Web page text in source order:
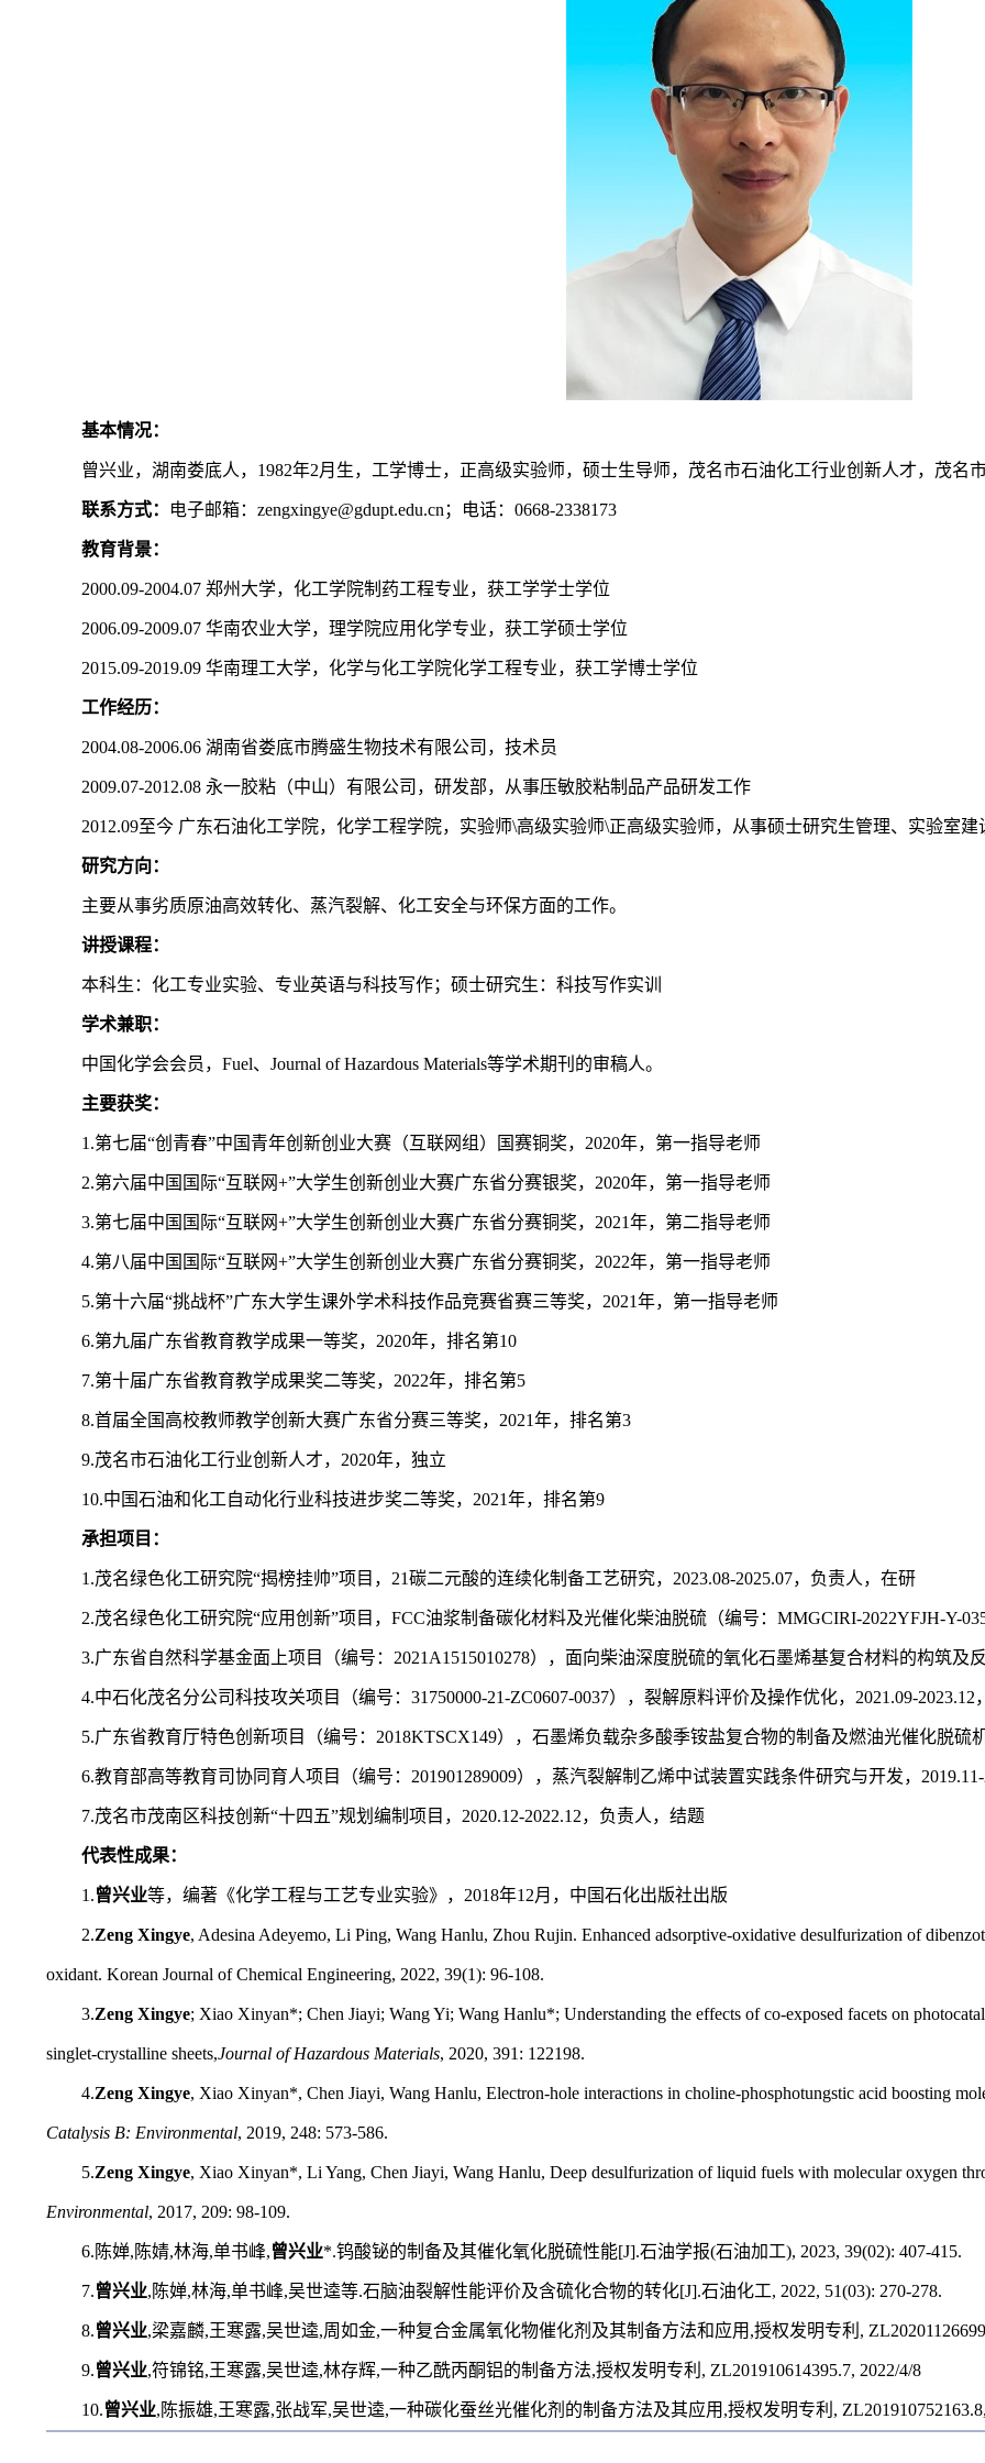
基本情况：
曾兴业，湖南娄底人，1982年2月生，工学博士，正高级实验师，硕士生导师，茂名市石油化工行业创新人才，茂名
联系方式： 电子邮箱：zengxingye@gdupt.edu.cn；电话：0668-2338173
教育背景：
2000.09-2004.07 郑州大学，化工学院制药工程专业，获工学学士学位
2006.09-2009.07 华南农业大学，理学院应用化学专业，获工学硕士学位
2015.09-2019.09 华南理工大学，化学与化工学院化学工程专业，获工学博士学位
工作经历：
2004.08-2006.06 湖南省娄底市腾盛生物技术有限公司，技术员
2009.07-2012.08 永一胶粘（中山）有限公司，研发部，从事压敏胶粘制品产品研发工作
2012.09至今 广东石油化工学院，化学工程学院，实验师\高级实验师\正高级实验师，从事硕士研究生管理、实验室
研究方向：
主要从事劣质原油高效转化、蒸汽裂解、化工安全与环保方面的工作。
讲授课程：
本科生：化工专业实验、专业英语与科技写作；硕士研究生：科技写作实训
学术兼职：
中国化学会会员，Fuel、Journal of Hazardous Materials等学术期刊的审稿人。
主要获奖：
1.第七届“创青春”中国青年创新创业大赛（互联网组）国赛铜奖，2020年，第一指导老师
2.第六届中国国际“互联网+”大学生创新创业大赛广东省分赛银奖，2020年，第一指导老师
3.第七届中国国际“互联网+”大学生创新创业大赛广东省分赛铜奖，2021年，第二指导老师
4.第八届中国国际“互联网+”大学生创新创业大赛广东省分赛铜奖，2022年，第一指导老师
5.第十六届“挑战杯”广东大学生课外学术科技作品竞赛省赛三等奖，2021年，第一指导老师
6.第九届广东省教育教学成果一等奖，2020年，排名第10
7.第十届广东省教育教学成果奖二等奖，2022年，排名第5
8.首届全国高校教师教学创新大赛广东省分赛三等奖，2021年，排名第3
9.茂名市石油化工行业创新人才，2020年，独立
10.中国石油和化工自动化行业科技进步奖二等奖，2021年，排名第9
承担项目：
1.茂名绿色化工研究院“揭榜挂帅”项目，21碳二元酸的连续化制备工艺研究，2023.08-2025.07，负责人，在研
2.茂名绿色化工研究院“应用创新”项目，FCC油浆制备碳化材料及光催化柴油脱硫（编号：MMGCIRI-2022YFJH-Y-
3.广东省自然科学基金面上项目（编号：2021A1515010278），面向柴油深度脱硫的氧化石墨烯基复合材料的构筑及
4.中石化茂名分公司科技攻关项目（编号：31750000-21-ZC0607-0037），裂解原料评价及操作优化，2021.09-2023.12
5.广东省教育厅特色创新项目（编号：2018KTSCX149），石墨烯负载杂多酸季铵盐复合物的制备及燃油光催化脱硫
6.教育部高等教育司协同育人项目（编号：201901289009），蒸汽裂解制乙烯中试装置实践条件研究与开发，
7.茂名市茂南区科技创新“十四五”规划编制项目，2020.12-2022.12，负责人，结题
代表性成果：
1.曾兴业等，编著《化学工程与工艺专业实验》，2018年12月，中国石化出版社出版
2.Zeng Xingye, Adesina Adeyemo, Li Ping, Wang Hanlu, Zhou Rujin. Enhanced adsorptive-oxidative desulfurization of
oxidant. Korean Journal of Chemical Engineering, 2022, 39(1): 96-108.
3.Zeng Xingye; Xiao Xinyan*; Chen Jiayi; Wang Yi; Wang Hanlu*; Understanding the effects of co-exposed facets on
singlet-crystalline sheets,Journal of Hazardous Materials, 2020, 391: 122198.
4.Zeng Xingye, Xiao Xinyan*, Chen Jiayi, Wang Hanlu, Electron-hole interactions in choline-phosphotungstic acid boosting
Catalysis B: Environmental, 2019, 248: 573-586.
5.Zeng Xingye, Xiao Xinyan*, Li Yang, Chen Jiayi, Wang Hanlu, Deep desulfurization of liquid fuels with molecular oxygen
Environmental, 2017, 209: 98-109.
6.陈婵,陈婧,林海,单书峰,曾兴业*.钨酸铋的制备及其催化氧化脱硫性能[J].石油学报(石油加工), 2023, 39(02): 407-415.
7.曾兴业,陈婵,林海,单书峰,吴世逵等.石脑油裂解性能评价及含硫化合物的转化[J].石油化工, 2022, 51(03): 270-278.
8.曾兴业,梁嘉麟,王寒露,吴世逵,周如金,一种复合金属氧化物催化剂及其制备方法和应用,授权发明专利,
9.曾兴业,符锦铭,王寒露,吴世逵,林存辉,一种乙酰丙酮铝的制备方法,授权发明专利, ZL201910614395.7, 2022/4/8
10.曾兴业,陈振雄,王寒露,张战军,吴世逵,一种碳化蚕丝光催化剂的制备方法及其应用,授权发明专利,